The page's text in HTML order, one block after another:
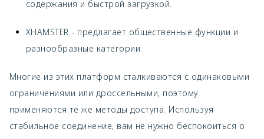
содержания и быстрой загрузкой.
XHAMSTER - предлагает общественные функции и
разнообразные категории.
Многие из этих платформ сталкиваются с одинаковыми
ограничениями или дроссельными, поэтому
применяются те же методы доступа. Используя
стабильное соединение, вам не нужно беспокоиться о